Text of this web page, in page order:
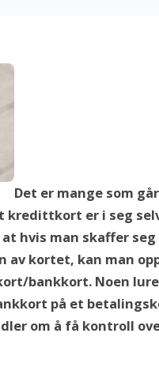
Det er mange som
er i seg
hvis man skaffer
kortet, kan man
bankkort. Noen
på et
om å få kontroll